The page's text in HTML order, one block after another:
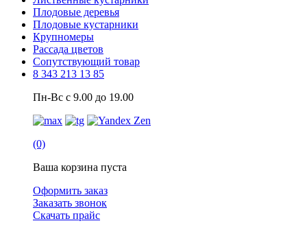
Плодовые деревья
Плодовые кустарники
Крупномеры
Рассада цветов
Сопутствующий товар
8 343 213 13 85
Пн-Вс с 9.00 до 19.00
(0)
Ваша корзина пуста
Оформить заказ
Заказать звонок
Скачать прайс